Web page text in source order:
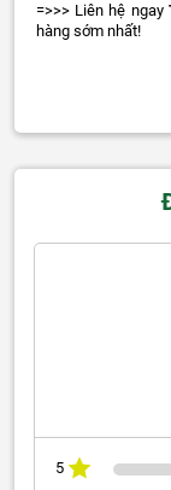
=>>> Liên hệ ngay
hàng sớm nhất!
5